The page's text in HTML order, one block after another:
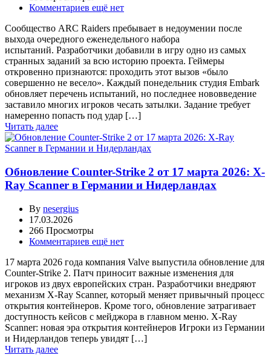
Комментариев ещё нет
Сообщество ARC Raiders пребывает в недоумении после
выхода очередного еженедельного набора
испытаний. Разработчики добавили в игру одно из самых
странных заданий за всю историю проекта. Геймеры
откровенно признаются: проходить этот вызов «было
совершенно не весело». Каждый понедельник студия Embark
обновляет перечень испытаний, но последнее нововведение
заставило многих игроков чесать затылки. Задание требует
намеренно попасть под удар […]
Читать далее
Обновление Counter-Strike 2 от 17 марта 2026: X-
Ray Scanner в Германии и Нидерландах
By nesergius
17.03.2026
266 Просмотры
Комментариев ещё нет
17 марта 2026 года компания Valve выпустила обновление для
Counter-Strike 2. Патч приносит важные изменения для
игроков из двух европейских стран. Разработчики внедряют
механизм X-Ray Scanner, который меняет привычный процесс
открытия контейнеров. Кроме того, обновление затрагивает
доступность кейсов с мейджора в главном меню. X-Ray
Scanner: новая эра открытия контейнеров Игроки из Германии
и Нидерландов теперь увидят […]
Читать далее